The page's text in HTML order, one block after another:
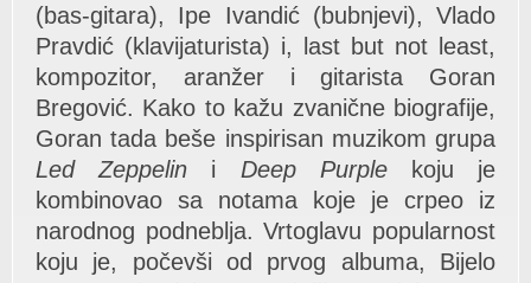
(bas-gitara), Ipe Ivandić (bubnjevi), Vlado
Pravdić (klavijaturista) i, last but not least,
kompozitor, aranžer i gitarista Goran
Bregović. Kako to kažu zvanične biografije,
Goran tada beše inspirisan muzikom grupa
Led Zeppelin i Deep Purplekoju je
kombinovao sa notama koje je crpeo iz
narodnog podneblja. Vrtoglavu popularnost
koju je, počevši od prvog albuma, Bijelo